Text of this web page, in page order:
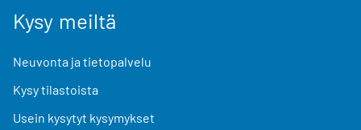
Kysy meiltä
Neuvonta ja tietopalvelu
Kysy tilastoista
Usein kysytyt kysymykset